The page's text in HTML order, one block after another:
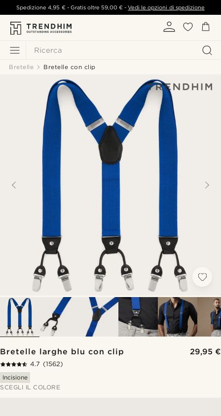
Ricerca
Spedizione4,95 €- Gratis oltre 59,00 € -Vedi le opzioni di spedizione
Bretelle Bretelle con clip
Bretelle larghe blu con clip 29,95 €
4.7 (1562)
Incisione
SCEGLI IL COLORE